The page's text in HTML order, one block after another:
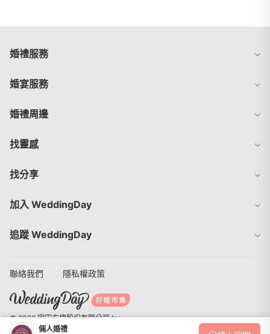
倆人婚禮
婚禮服務
婚宴服務
婚禮周邊
找靈感
找分享
加入 WeddingDay
追蹤 WeddingDay
聯絡我們 隱私權政策
© 2026 宇宙方塊股份有限公司 Inc.